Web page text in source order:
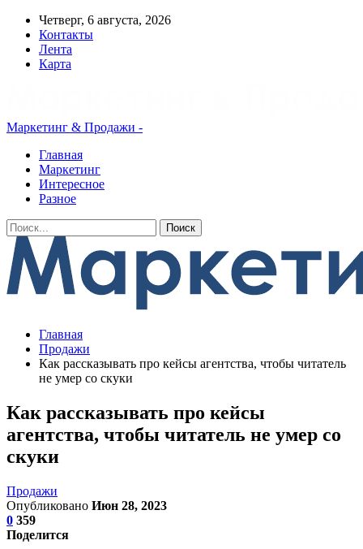
Четверг, 6 августа, 2026
Контакты
Лента
Карта
Маркетинг & Продажи -
Главная
Маркетинг
Интересное
Разное
Главная
Продажи
Как рассказывать про кейсы агентства, чтобы читатель
не умер со скуки
Как рассказывать про кейсы
агентства, чтобы читатель не умер со
скуки
Продажи
Опубликовано Июн 28, 2023
0 359
Поделится